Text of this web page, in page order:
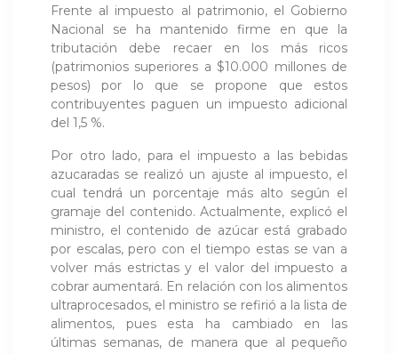
Frente al impuesto al patrimonio, el Gobierno
Nacional se ha mantenido firme en que la
tributación debe recaer en los más ricos
(patrimonios superiores a $10.000 millones de
pesos) por lo que se propone que estos
contribuyentes paguen un impuesto adicional
del 1,5 %.
Por otro lado, para el impuesto a las bebidas
azucaradas se realizó un ajuste al impuesto, el
cual tendrá un porcentaje más alto según el
gramaje del contenido. Actualmente, explicó el
ministro, el contenido de azúcar está grabado
por escalas, pero con el tiempo estas se van a
volver más estrictas y el valor del impuesto a
cobrar aumentará. En relación con los alimentos
ultraprocesados, el ministro se refirió a la lista de
alimentos, pues esta ha cambiado en las
últimas semanas, de manera que al pequeño